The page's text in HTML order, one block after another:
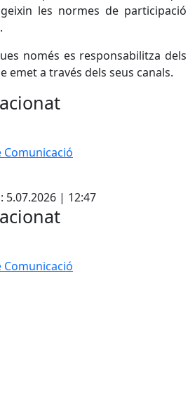
les normes de participació
només es responsabilitza dels
emet a través dels seus canals.
Comunicació
| 12:47
Comunicació